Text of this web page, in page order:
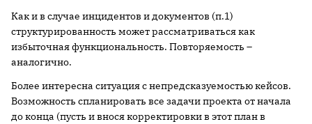
Как и в случае инцидентов и документов (п.1)
структурированность может рассматриваться как
избыточная функциональность. Повторяемость –
аналогично.
Более интересна ситуация с непредсказуемостью кейсов.
Возможность спланировать все задачи проекта от начала
до конца (пусть и внося корректировки в этот план в